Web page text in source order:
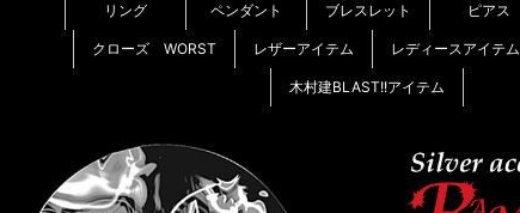
リング ペンダント ブレスレット ピアス
クローズ WORST レザーアイテム レディースアイテム
木村建BLAST!!アイテム